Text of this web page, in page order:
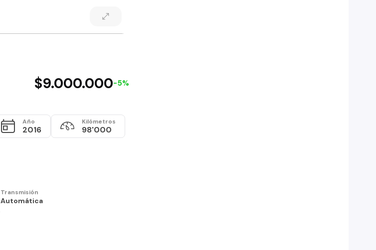
$9.000.000-5%
Año
2016
Kilómetros
98'000
Transmisión
Automática